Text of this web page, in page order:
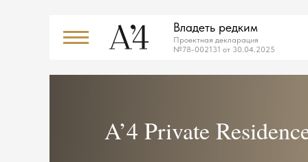
Проектная декларация
№78-002131 от 30.04.2025
Владеть редким
A’4 Private